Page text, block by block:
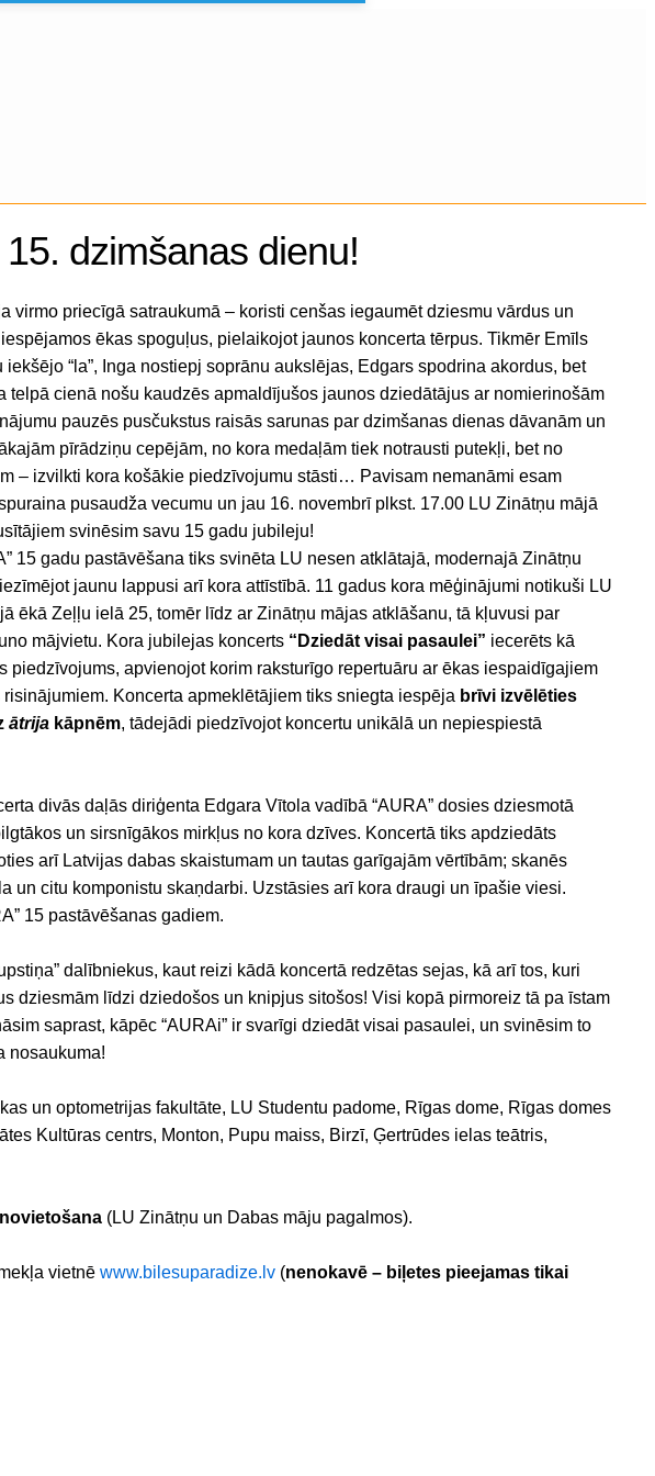
dzimšanas dienu!
virmo priecīgā satraukumā – koristi cenšas iegaumēt dziesmu vārdus un
ēkas spoguļus, pielaikojot jaunos koncerta tērpus. Tikmēr Emīls
iekšējo “la”, Inga nostiepj soprānu aukslējas, Edgars spodrina akordus, bet
telpā cienā nošu kaudzēs apmaldījušos jaunos dziedātājus ar nomierinošām
pauzēs pusčukstus raisās sarunas par dzimšanas dienas dāvanām un
pīrādziņu cepējām, no kora medaļām tiek notrausti putekļi, bet no
– izvilkti kora košākie piedzīvojumu stāsti… Pavisam nemanāmi esam
pusaudža vecumu un jau 16. novembrī plkst. 17.00 LU Zinātņu mājā
svinēsim savu 15 gadu jubileju!
15 gadu pastāvēšana tiks svinēta LU nesen atklātajā, modernajā Zinātņu
jaunu lappusi arī kora attīstībā. 11 gadus kora mēģinājumi notikuši LU
ēkā Zeļļu ielā 25, tomēr līdz ar Zinātņu mājas atklāšanu, tā kļuvusi par
mājvietu. Kora jubilejas koncerts “Dziedāt visai pasaulei” iecerēts kā
piedzīvojums, apvienojot korim raksturīgo repertuāru ar ēkas iespaidīgajiem
risinājumiem. Koncerta apmeklētājiem tiks sniegta iespēja brīvi izvēlēties
ātrija kāpnēm, tādejādi piedzīvojot koncertu unikālā un nepiespiestā
divās daļās diriģenta Edgara Vītola vadībā “AURA” dosies dziesmotā
un sirsnīgākos mirkļus no kora dzīves. Koncertā tiks apdziedāts
arī Latvijas dabas skaistumam un tautas garīgajām vērtībām; skanēs
un citu komponistu skaņdarbi. Uzstāsies arī kora draugi un īpašie viesi.
15 pastāvēšanas gadiem.
dalībniekus, kaut reizi kādā koncertā redzētas sejas, kā arī tos, kuri
dziesmām līdzi dziedošos un knipjus sitošos! Visi kopā pirmoreiz tā pa īstam
saprast, kāpēc “AURAi” ir svarīgi dziedāt visai pasaulei, un svinēsim to
nosaukuma!
un optometrijas fakultāte, LU Studentu padome, Rīgas dome, Rīgas domes
Kultūras centrs, Monton, Pupu maiss, Birzī, Ģertrūdes ielas teātris,
(LU Zinātņu un Dabas māju pagalmos).
vietnē www.bilesuparadize.lv (nenokavē – biļetes pieejamas tikai